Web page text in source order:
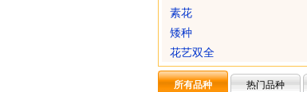
素花
矮种
花艺双全
所有品种 热门品种